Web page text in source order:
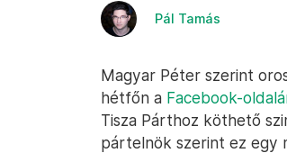
Pál Tamás
Magyar Péter szerint
hétfőn a Facebook-
Tisza Párthoz köthető
pártelnök szerint ez egy